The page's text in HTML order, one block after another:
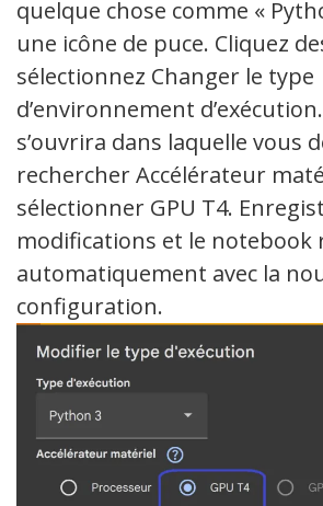
quelque chose comme «
une icône de puce. Cliquez
sélectionnez Changer le type
d’environnement
s’ouvrira dans laquelle vous
rechercher Accélérateur
sélectionner GPU T4.
modifications et le notebook
automatiquement avec la
configuration.